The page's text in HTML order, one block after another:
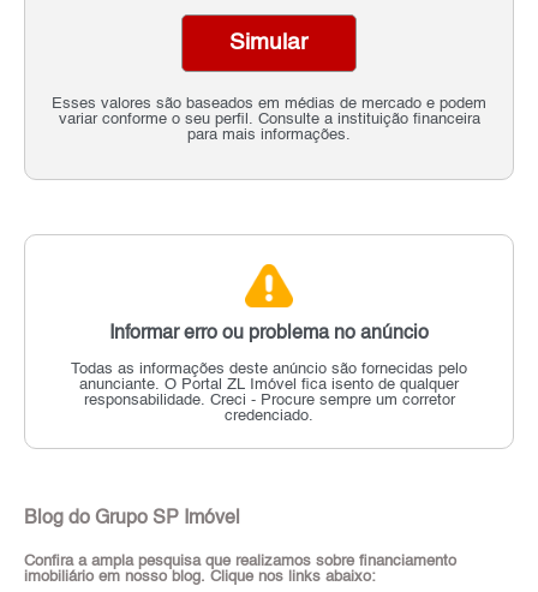
Esses valores são baseados em médias de mercado e podem
variar conforme o seu perfil. Consulte a instituição financeira
para mais informações.
Simular
Informar erro ou problema no anúncio
Todas as informações deste anúncio são fornecidas pelo
anunciante. O Portal ZL Imóvel fica isento de qualquer
responsabilidade. Creci - Procure sempre um corretor
credenciado.
Blog do Grupo SP Imóvel
Confira a ampla pesquisa que realizamos sobre financiamento
imobiliário em nosso blog. Clique nos links abaixo: